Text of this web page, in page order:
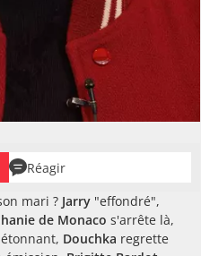
Réagir
mari ? Jarry "effondré",
de Monaco s'arrête là,
Douchka regrette